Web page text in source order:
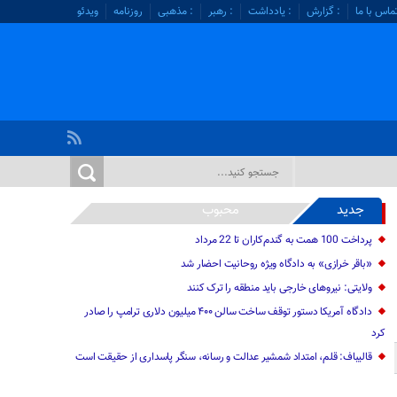
با ما : گزارش : یادداشت : رهبر : مذهبی روزنامه ویدئو
جدید محبوب
پرداخت 100 همت به گندم‌کاران تا 22 مرداد
«باقر خرازی» به دادگاه ویژه روحانیت احضار شد
ولایتی: نیرو‌های خارجی باید منطقه را ترک کنند
دادگاه آمریکا دستور توقف ساخت سالن ۴۰۰ میلیون دلاری ترامپ را صادر
کرد
قالیباف: قلم، امتداد شمشیر عدالت و رسانه، سنگر پاسداری از حقیقت است